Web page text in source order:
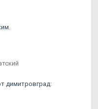
димитровград: